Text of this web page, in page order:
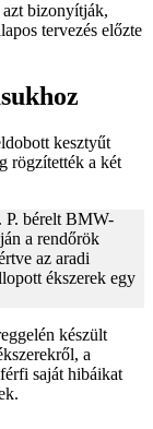
azt bizonyítják,
tervezés előzte
kesztyűt
rögzítették a két
P. bérelt BMW-
a rendőrök
az aradi
ékszerek egy
készült
a
saját hibáikat